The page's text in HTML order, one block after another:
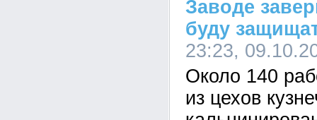
Заводе
буду
23:23,
Около 140
из цехов